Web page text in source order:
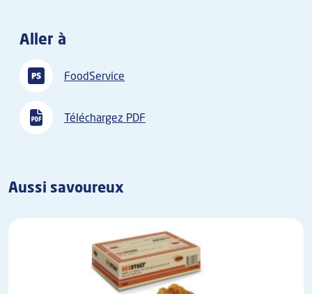
Aller à
FoodService
Téléchargez PDF
Aussi savoureux